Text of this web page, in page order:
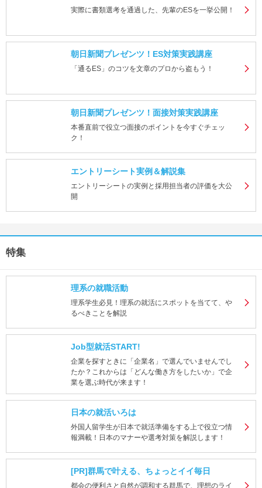
実際に書類選考を通過した、先輩のESを一挙公開！
朝日新聞プレゼンツ！ES対策実践講座
「通るES」のコツを文章のプロから盗もう！
朝日新聞プレゼンツ！面接対策実践講座
本番直前で役立つ面接のポイントを今すぐチェッ
ク！
エントリーシート実例＆解説集
エントリーシートの実例と採用担当者の評価を大公
開
特集
理系の就職活動
理系学生必見！理系の就活にスポットを当てて、や
るべきことを解説
Job型就活START!
企業を探すときに「企業名」で選んでいませんでし
たか？これからは「どんな働き方をしたいか」で企
業を選ぶ時代が来ます！
日本の就活いろは
外国人留学生が日本で就活準備をする上で役立つ情
報満載！日本のマナーや選考対策を解説します！
[PR]群馬で叶える、ちょっとイイ毎日
都会の便利さと自然が調和する群馬で、理想のライ